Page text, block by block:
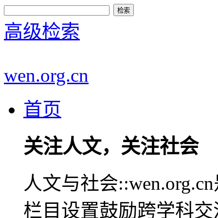
高级检索
wen.org.cn
首页
关注人文，关注社会
人文与社会
栏目设置鼓励跨学科